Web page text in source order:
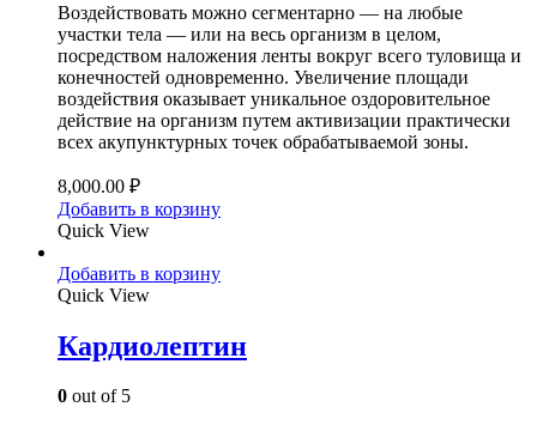
Воздействовать можно сегментарно — на любые
участки тела — или на весь организм в целом,
посредством наложения ленты вокруг всего туловища и
конечностей одновременно. Увеличение площади
воздействия оказывает уникальное оздоровительное
действие на организм путем активизации практически
всех акупунктурных точек обрабатываемой зоны.
8,000.00 ₽
Добавить в корзину
Quick View
Добавить в корзину
Quick View
Кардиолептин
0 out of 5